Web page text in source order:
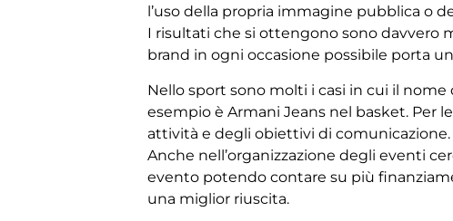
l’uso della propria immagine pubblica o
I risultati che si ottengono sono davvero
brand in ogni occasione possibile porta
Nello sport sono molti i casi in cui il
esempio è Armani Jeans nel basket. Per
attività e degli obiettivi di comunicazione.
Anche nell’organizzazione degli eventi
evento potendo contare su più
una miglior riuscita.